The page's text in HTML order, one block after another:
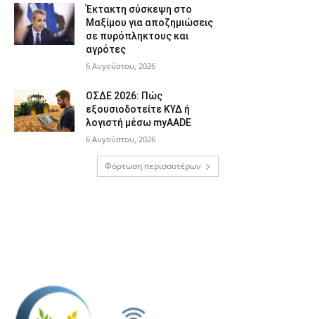
Έκτακτη σύσκεψη στο
Μαξίμου για αποζημιώσεις
σε πυρόπληκτους και
αγρότες
6 Αυγούστου, 2026
ΟΣΔΕ 2026: Πώς
εξουσιοδοτείτε ΚΥΔ ή
λογιστή μέσω myAADE
6 Αυγούστου, 2026
Φόρτωση περισσοτέρων